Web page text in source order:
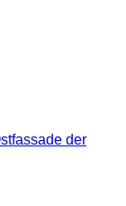
der